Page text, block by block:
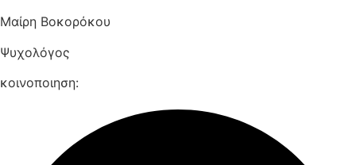
Μαίρη Βοκορόκου
Ψυχολόγος
κοινοποιηση: